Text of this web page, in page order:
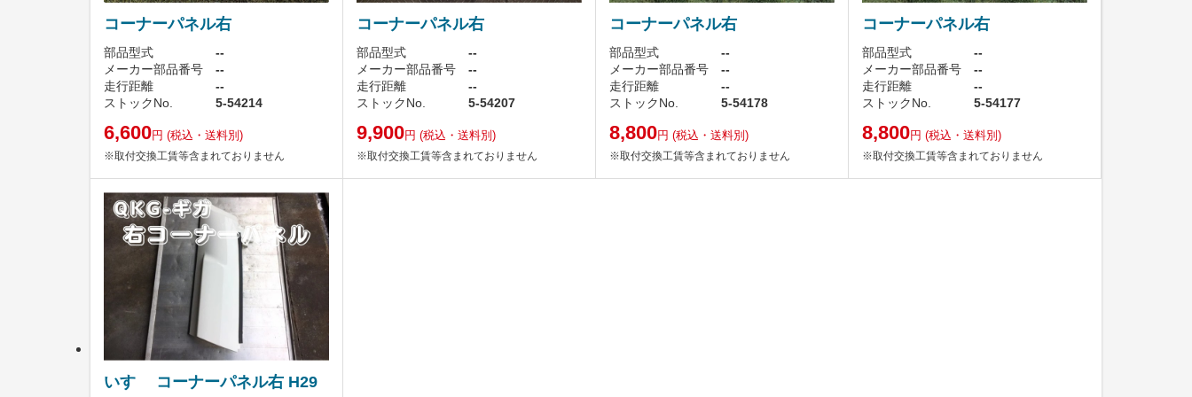
コーナーパネル右
部品型式
--
メーカー部品番号
--
走行距離
--
ストックNo.
5-54214
6,600円 (税込・送料別)
※取付交換工賃等含まれておりません
コーナーパネル右
部品型式
--
メーカー部品番号
--
走行距離
--
ストックNo.
5-54207
9,900円 (税込・送料別)
※取付交換工賃等含まれておりません
コーナーパネル右
部品型式
--
メーカー部品番号
--
走行距離
--
ストックNo.
5-54178
8,800円 (税込・送料別)
※取付交換工賃等含まれておりません
コーナーパネル右
部品型式
--
メーカー部品番号
--
走行距離
--
ストックNo.
5-54177
8,800円 (税込・送料別)
※取付交換工賃等含まれておりません
いすゞ コーナーパネル右 H29